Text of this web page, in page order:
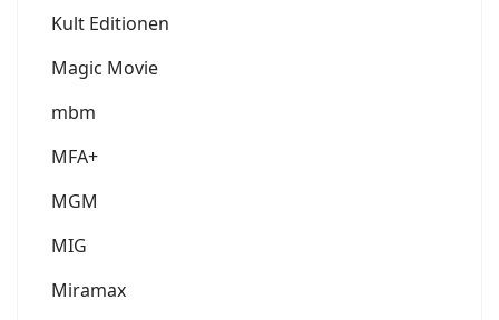
Kult Editionen
Magic Movie
mbm
MFA+
MGM
MIG
Miramax